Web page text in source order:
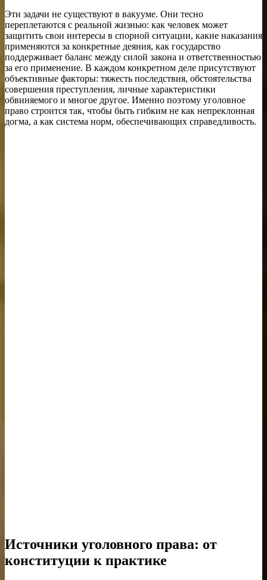
Эти задачи не существуют в вакууме. Они тесно
переплетаются с реальной жизнью: как человек может
защитить свои интересы в спорной ситуации, какие наказания
применяются за конкретные деяния, как государство
поддерживает баланс между силой закона и ответственностью
за его применение. В каждом конкретном деле присутствуют
объективные факторы: тяжесть последствия, обстоятельства
совершения преступления, личные характеристики
обвиняемого и многое другое. Именно поэтому уголовное
право строится так, чтобы быть гибким не как непреклонная
догма, а как система норм, обеспечивающих справедливость.
Источники уголовного права: от
конституции к практике